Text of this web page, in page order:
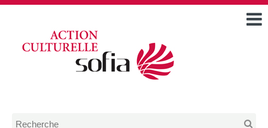
DOSSIERS DE DEMANDE